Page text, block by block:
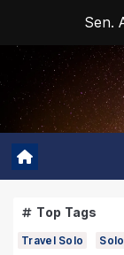
content
Sen.
Top Tags
Travel Solo